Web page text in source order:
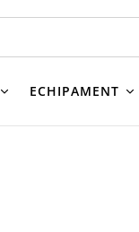
ECHIPAMENT